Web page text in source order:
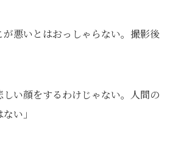
悪いとはおっしゃらない。撮影後
しい顔をするわけじゃない。人間の
い」